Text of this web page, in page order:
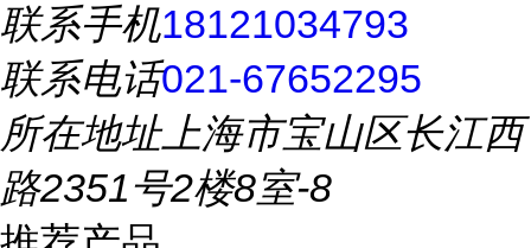
联系手机18121034793
联系电话021-67652295
所在地址上海市宝山区长江西
路2351号2楼8室-8